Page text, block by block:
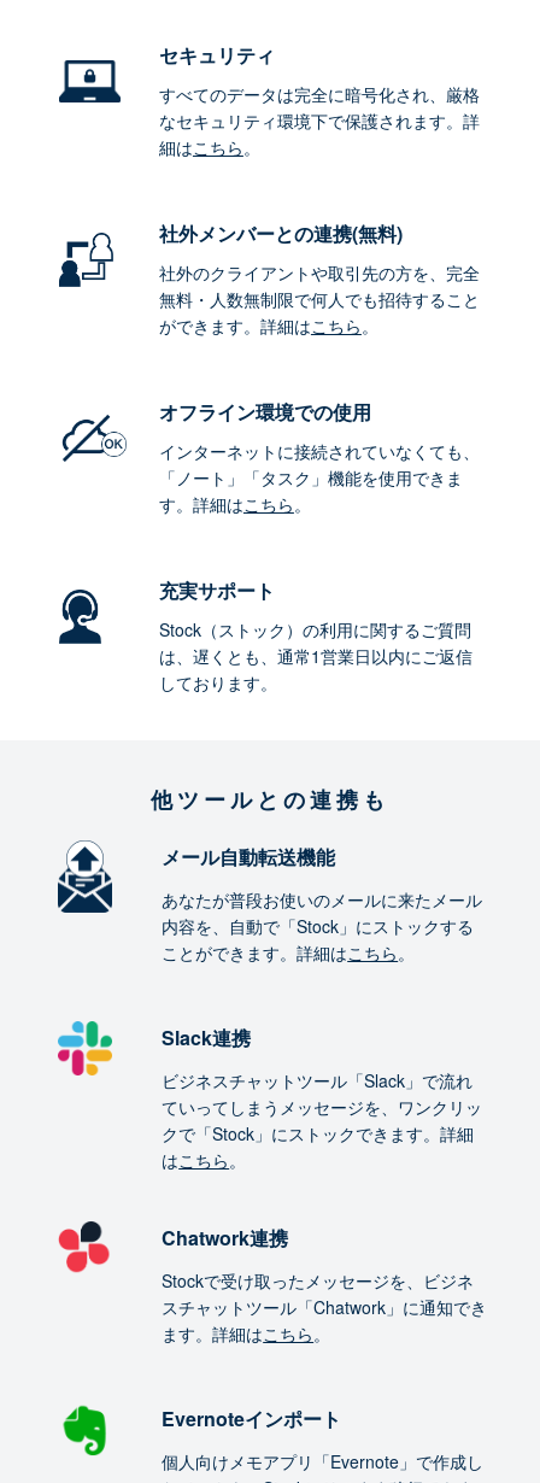
セキュリティ
すべてのデータは完全に暗号化され、厳格
なセキュリティ環境下で保護されます。詳
細はこちら。
社外メンバーとの連携(無料)
社外のクライアントや取引先の方を、完全
無料・人数無制限で何人でも招待すること
ができます。詳細はこちら。
オフライン環境での使用
インターネットに接続されていなくても、
「ノート」「タスク」機能を使用できま
す。詳細はこちら。
充実サポート
Stock（ストック）の利用に関するご質問
は、遅くとも、通常1営業日以内にご返信
しております。
他ツールとの連携も
メール自動転送機能
あなたが普段お使いのメールに来たメール
内容を、自動で「Stock」にストックする
ことができます。詳細はこちら。
Slack連携
ビジネスチャットツール「Slack」で流れ
ていってしまうメッセージを、ワンクリッ
クで「Stock」にストックできます。詳細
はこちら。
Chatwork連携
Stockで受け取ったメッセージを、ビジネ
スチャットツール「Chatwork」に通知でき
ます。詳細はこちら。
Evernoteインポート
個人向けメモアプリ「Evernote」で作成し